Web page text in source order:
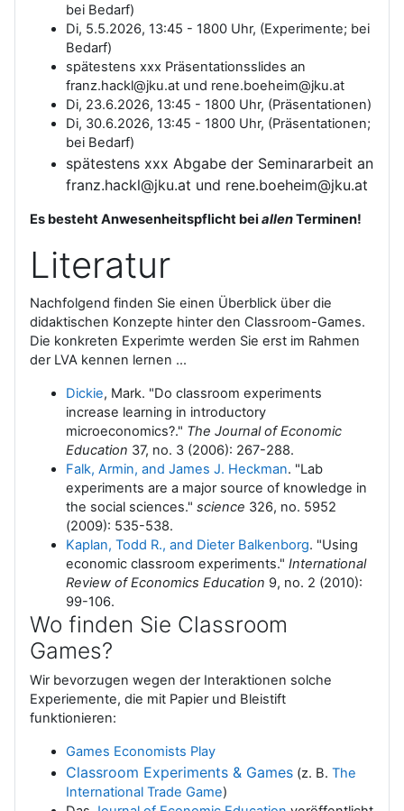
bei Bedarf)
Di, 5.5.2026, 13:45 - 1800 Uhr, (Experimente; bei
Bedarf)
spätestens xxx Präsentationsslides an
franz.hackl@jku.at und rene.boeheim@jku.at
Di, 23.6.2026, 13:45 - 1800 Uhr, (Präsentationen)
Di, 30.6.2026, 13:45 - 1800 Uhr, (Präsentationen;
bei Bedarf)
spätestens xxx Abgabe der Seminararbeit an
franz.hackl@jku.at und rene.boeheim@jku.at
Es besteht Anwesenheitspflicht bei allenTerminen!
Literatur
Nachfolgend finden Sie einen Überblick über die
didaktischen Konzepte hinter den Classroom-Games.
Die konkreten Experimte werden Sie erst im Rahmen
der LVA kennen lernen ...
Dickie, Mark. "Do classroom experiments
increase learning in introductory
microeconomics?." The Journal of Economic
Education 37, no. 3 (2006): 267-288.
Falk, Armin, and James J. Heckman. "Lab
experiments are a major source of knowledge in
the social sciences." science 326, no. 5952
(2009): 535-538.
Kaplan, Todd R., and Dieter Balkenborg. "Using
economic classroom experiments." International
Review of Economics Education 9, no. 2 (2010):
99-106.
Wo finden Sie Classroom
Games?
Wir bevorzugen wegen der Interaktionen solche
Experiemente, die mit Papier und Bleistift
funktionieren:
Games Economists Play
Classroom Experiments & Games (z. B. The
International Trade Game)